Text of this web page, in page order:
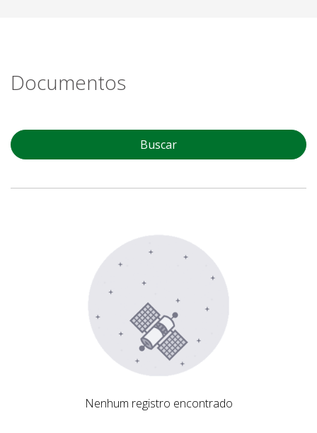
Documentos
Buscar
Nenhum registro encontrado
Nenhum registro encontrado